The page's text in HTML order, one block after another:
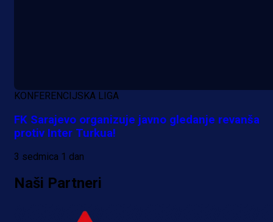
Da li je selektor zadovoljan: Evo
je Barbarez rekao o transferu
Alajbegovića u Juventus!
1 dan 22 h
KONFERENCIJSKA LIGA
FK Sarajevo organizuje javno gledanje revanša
protiv Inter Turkua!
3 sedmica 1 dan
Naši Partneri